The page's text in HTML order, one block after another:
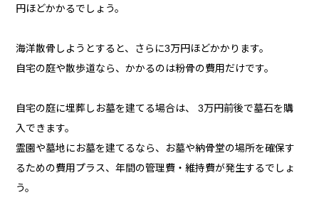
円ほどかかるでしょう。
海洋散骨しようとすると、さらに3万円ほどかかります。
自宅の庭や散歩道なら、かかるのは粉骨の費用だけです。
自宅の庭に埋葬しお墓を建てる場合は、 3万円前後で墓石を購
入できます。
霊園や墓地にお墓を建てるなら、お墓や納骨堂の場所を確保す
るための費用プラス、年間の管理費・維持費が発生するでしょ
う。